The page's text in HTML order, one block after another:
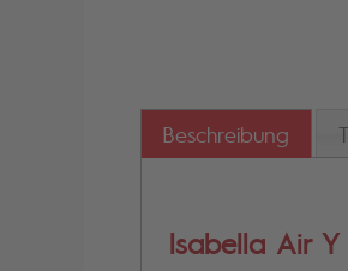
Beschreibung
Isabella Air